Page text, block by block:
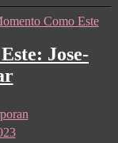
Como Este
Jose-